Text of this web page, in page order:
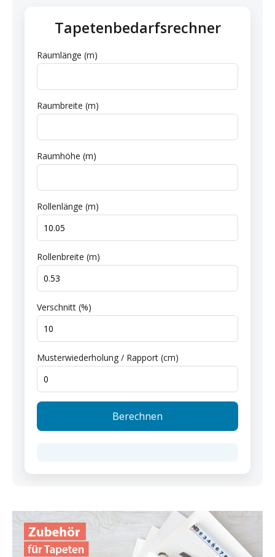
Tapetenbedarfsrechner
Raumlänge (m)
Raumbreite (m)
Raumhöhe (m)
Rollenlänge (m)
Rollenbreite (m)
Verschnitt (%)
Musterwiederholung / Rapport (cm)
Berechnen